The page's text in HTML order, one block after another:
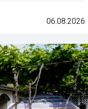
06.08.2026